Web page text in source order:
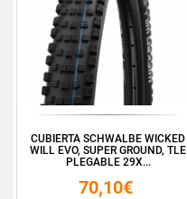
CUBIERTA SCHWALBE WICKED
WILL EVO, SUPER GROUND, TLE
PLEGABLE 29X...
70,10€